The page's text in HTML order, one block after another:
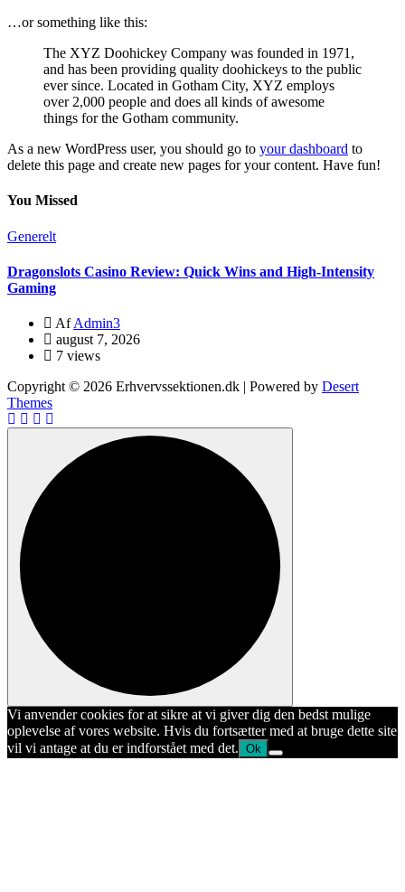
…or something like this:
The XYZ Doohickey Company was founded in 1971,
and has been providing quality doohickeys to the public
ever since. Located in Gotham City, XYZ employs
over 2,000 people and does all kinds of awesome
things for the Gotham community.
As a new WordPress user, you should go to your dashboard to
delete this page and create new pages for your content. Have fun!
You Missed
Generelt
Dragonslots Casino Review: Quick Wins and High‑Intensity
Gaming
AfAdmin3
august 7, 2026
7 views
Copyright © 2026 Erhvervssektionen.dk | Powered by Desert
Themes
Vi anvender cookies for at sikre at vi giver dig den bedst mulige
oplevelse af vores website. Hvis du fortsætter med at bruge dette site
vil vi antage at du er indforstået med det. Ok